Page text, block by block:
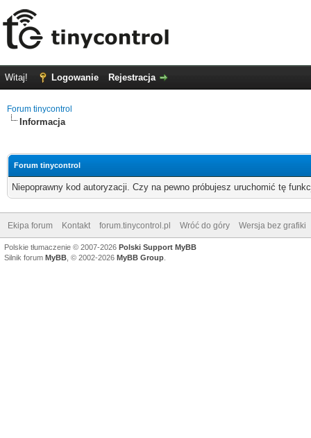
Witaj! Logowanie Rejestracja
Forum tinycontrol
Informacja
Forum tinycontrol
Niepoprawny kod autoryzacji. Czy na pewno próbujesz uruchomić tę
Ekipa forum Kontakt forum.tinycontrol.pl Wróć do góry Wersja bez grafiki
Polskie tłumaczenie © 2007-2026 Polski Support MyBB
Silnik forum MyBB , © 2002-2026 MyBB Group